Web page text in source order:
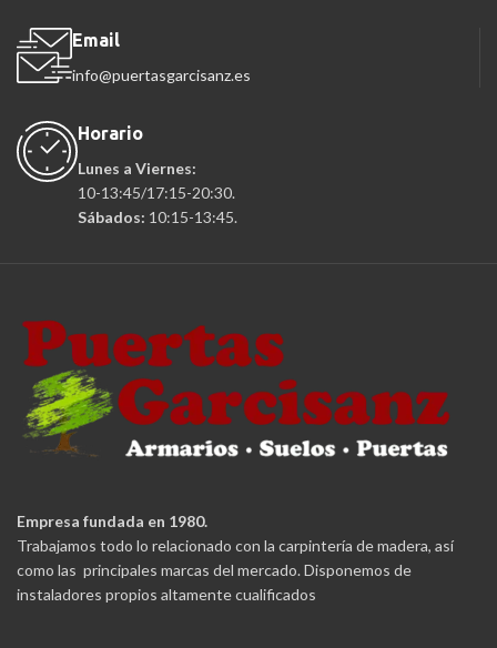
Email
info@puertasgarcisanz.es
Horario
Lunes a Viernes:
10-13:45/17:15-20:30.
Sábados: 10:15-13:45.
Empresa fundada en 1980.
Trabajamos todo lo relacionado con la carpintería de madera, así
como las principales marcas del mercado. Disponemos de
instaladores propios altamente cualificados